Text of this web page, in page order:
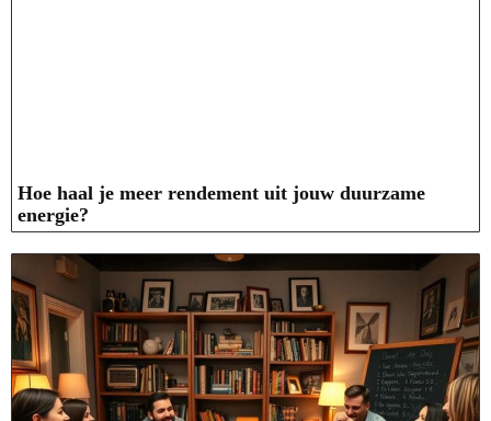
Hoe haal je meer rendement uit jouw duurzame
energie?